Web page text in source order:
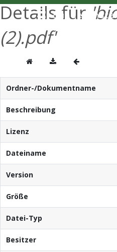
Details für
(2).pdf'
Ordner-/Dokumentname
Beschreibung
Lizenz
Dateiname
Version
Größe
Datei-Typ
Besitzer